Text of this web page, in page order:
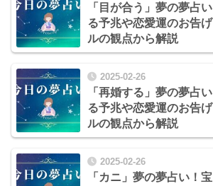
「目が合う」夢の夢占
る予兆や恋愛運のお告
ルの観点から解説
2025-02-26
「再婚する」夢の夢占
る予兆や恋愛運のお告
ルの観点から解説
2025-02-26
「カニ」夢の夢占い！